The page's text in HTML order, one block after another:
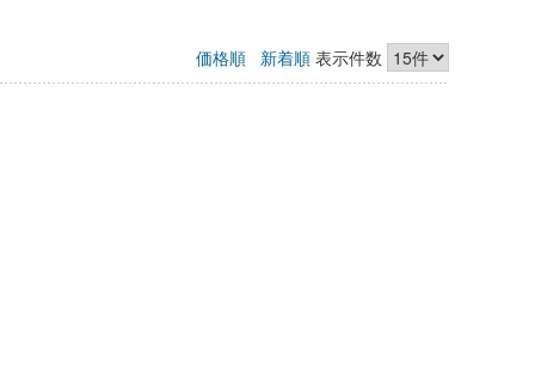
価格順 新着順 表示件数